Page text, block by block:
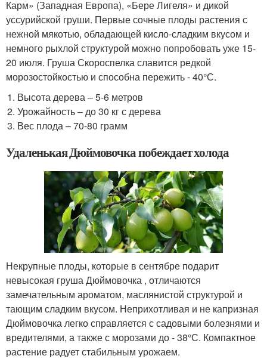
Карм» (Западная Европа), «Бере Лигеля» и дикой
уссурийской груши. Первые сочные плоды растения с
нежной мякотью, обладающей кисло-сладким вкусом и
немного рыхлой структурой можно попробовать уже 15-
20 июля. Груша Скороспелка славится редкой
морозостойкостью и способна пережить - 40°С.
Высота дерева – 5-6 метров
Урожайность – до 30 кг с дерева
Вес плода – 70-80 грамм
Удаленькая Дюймовочка побеждает холода
Некрупные плоды, которые в сентябре подарит
невысокая груша Дюймовочка , отличаются
замечательным ароматом, маслянистой структурой и
тающим сладким вкусом. Неприхотливая и не капризная
Дюймовочка легко справляется с садовыми болезнями и
вредителями, а также с морозами до - 38°С. Компактное
растение радует стабильным урожаем.